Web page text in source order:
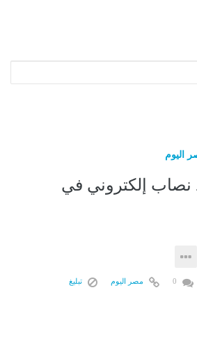
اليوم
إلكتروني في
مصر اليوم تبليغ